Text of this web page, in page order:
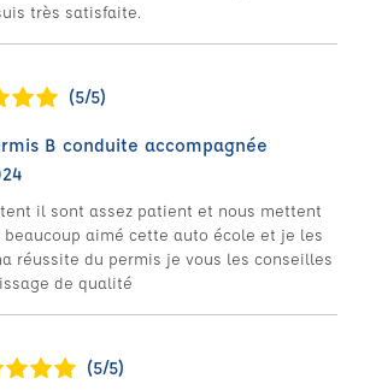
très satisfaite.
(5/5)
B conduite accompagnée
il sont assez patient et nous mettent
beaucoup aimé cette auto école et je les
réussite du permis je vous les conseilles
de qualité
(5/5)